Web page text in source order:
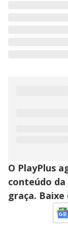
O PlayPlus
conteúdo da
graça. Baixe